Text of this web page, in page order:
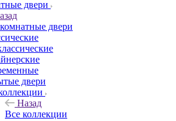
двери
двери
двери
Назад
Все коллекции